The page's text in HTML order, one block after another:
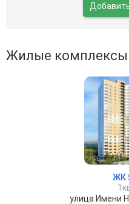
Жилые комплексы
ЖК
улица Имени